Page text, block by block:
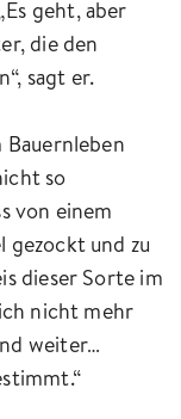
geht, aber
die den
sagt er.
Bauernleben
so
von einem
gezockt und zu
dieser Sorte im
nicht mehr
weiter…